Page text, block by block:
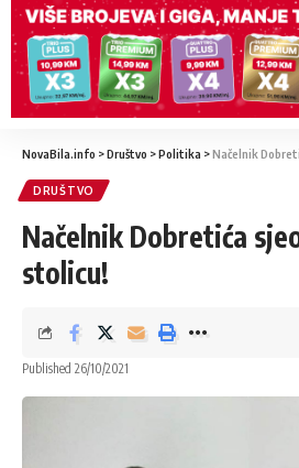
NovaBila.info >Društvo >Politika >Načelnik
DRUŠTVO
Načelnik Dobretića
stolicu!
Published 26/10/2021